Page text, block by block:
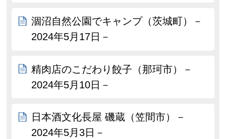
涸沼自然公園でキャンプ（茨城町）－
2024年5月17日－
精肉店のこだわり餃子（那珂市）－
2024年5月10日－
日本酒文化長屋 磯蔵（笠間市）－
2024年5月3日－